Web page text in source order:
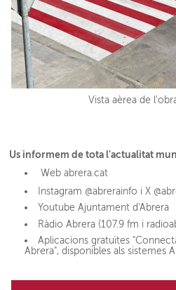
Vista aèrea de
Us informem de tota l'actualitat
Web abrera.cat
Instagram @abrerainfo i X
Youtube Ajuntament d'Abrera
Ràdio Abrera (107.9 fm i
Aplicacions gratuïtes
Abrera", disponibles als sistemes